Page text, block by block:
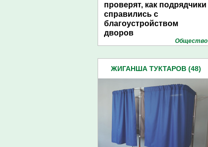
проверят, как подрядчики
справились с
благоустройством
дворов
Общество
ЖИГАНША ТУКТАРОВ (48)